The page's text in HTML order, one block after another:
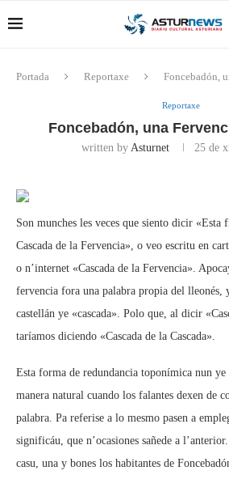
Portada Reportaxe Foncebadón,
Reportaxe
Foncebadón, una
written by Asturnet 25 de
Son munches les veces que siento dicir «Esta
Cascada de la Fervencia», o veo escritu en
o n’internet «Cascada de la Fervencia».
fervencia fora una palabra propia del lleonés,
castellán ye «cascada». Polo que, al dicir
taríamos diciendo «Cascada de la Cascada».
Esta forma de redundancia toponímica nun ye
manera natural cuando los falantes dexen de
palabra. Pa referise a lo mesmo pasen a
significáu, que n’ocasiones sañede a
casu, una y bones los habitantes de